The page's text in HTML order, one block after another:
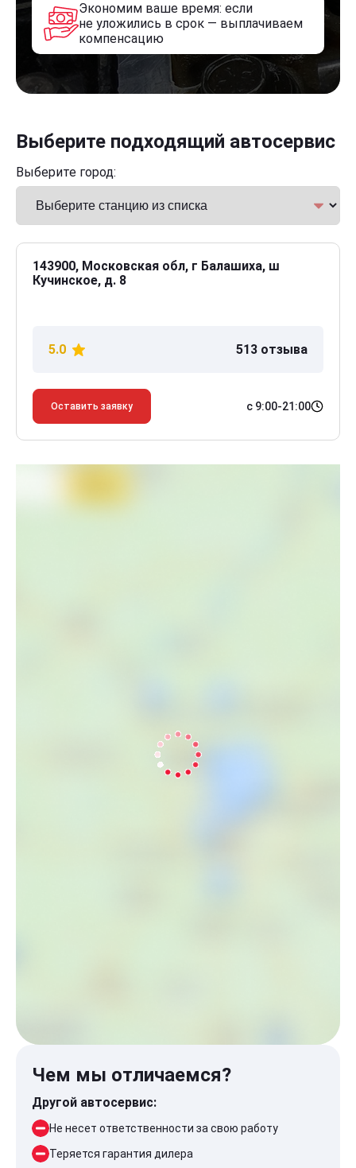
Экономим ваше время: если
не уложились в срок — выплачиваем
компенсацию
Выберите подходящий автосервис
Выберите город:
143900, Московская обл, г Балашиха, ш
Кучинское, д. 8
5.0 513 отзыва
Оставить заявку с 9:00-21:00
Чем мы отличаемся?
Другой автосервис:
Не несет ответственности за свою работу
Теряется гарантия дилера